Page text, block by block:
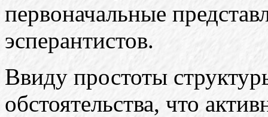
первоначальные
эсперантистов.
Ввиду простоты
обстоятельства, что